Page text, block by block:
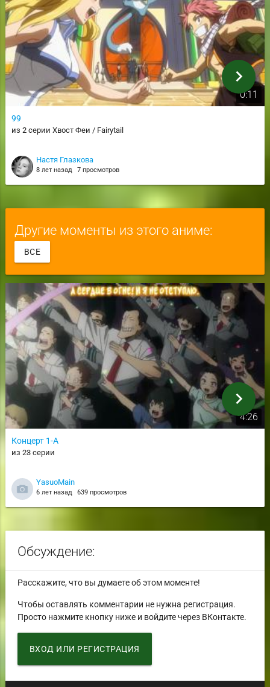
0:11
99
из 2 серии Хвост Феи / Fairytail
Настя Глазкова
8 лет назад 7 просмотров
chevron_right
Другие моменты из этого аниме:
ВСЕ
4:26
Концерт 1-A
из 23 серии
YasuoMain
6 лет назад 639 просмотров
chevron_right
Обсуждение:
Расскажите, что вы думаете об этом моменте!
Чтобы оставлять комментарии не нужна регистрация.
Просто нажмите кнопку ниже и войдите через ВКонтакте.
ВХОД ИЛИ РЕГИСТРАЦИЯ